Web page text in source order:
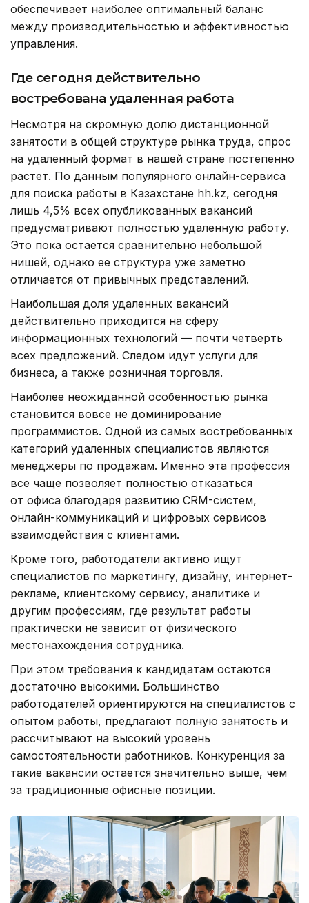
обеспечивает наиболее оптимальный баланс
между производительностью и эффективностью
управления.
Где сегодня действительно
востребована удаленная работа
Несмотря на скромную долю дистанционной
занятости в общей структуре рынка труда, спрос
на удаленный формат в нашей стране постепенно
растет. По данным популярного онлайн-сервиса
для поиска работы в Казахстане hh.kz, сегодня
лишь 4,5% всех опубликованных вакансий
предусматривают полностью удаленную работу.
Это пока остается сравнительно небольшой
нишей, однако ее структура уже заметно
отличается от привычных представлений.
Наибольшая доля удаленных вакансий
действительно приходится на сферу
информационных технологий — почти четверть
всех предложений. Следом идут услуги для
бизнеса, а также розничная торговля.
Наиболее неожиданной особенностью рынка
становится вовсе не доминирование
программистов. Одной из самых востребованных
категорий удаленных специалистов являются
менеджеры по продажам. Именно эта профессия
все чаще позволяет полностью отказаться
от офиса благодаря развитию CRM-систем,
онлайн-коммуникаций и цифровых сервисов
взаимодействия с клиентами.
Кроме того, работодатели активно ищут
специалистов по маркетингу, дизайну, интернет-
рекламе, клиентскому сервису, аналитике и
другим профессиям, где результат работы
практически не зависит от физического
местонахождения сотрудника.
При этом требования к кандидатам остаются
достаточно высокими. Большинство
работодателей ориентируются на специалистов с
опытом работы, предлагают полную занятость и
рассчитывают на высокий уровень
самостоятельности работников. Конкуренция за
такие вакансии остается значительно выше, чем
за традиционные офисные позиции.